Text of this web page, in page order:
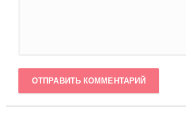
ОТПРАВИТЬ КОММЕНТАРИЙ